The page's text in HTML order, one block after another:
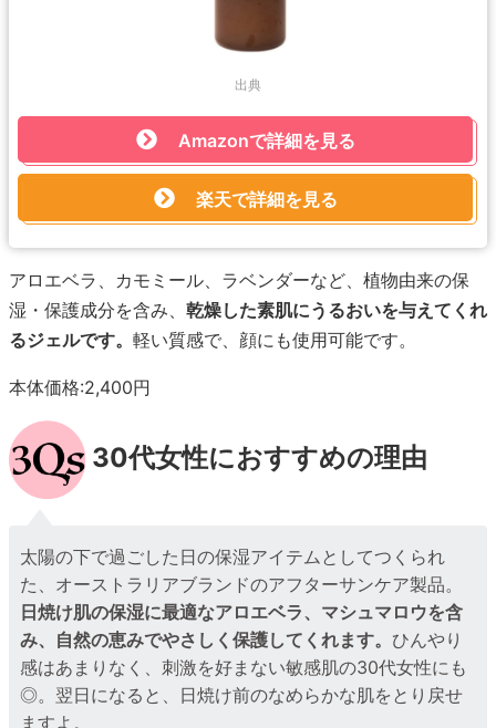
出典
Amazonで詳細を見る
楽天で詳細を見る
アロエベラ、カモミール、ラベンダーなど、植物由来の保
湿・保護成分を含み、 乾燥した素肌にうるおいを与えてくれ
るジェルです。 軽い質感で、顔にも使用可能です。
本体価格:2,400円
30代女性におすすめの理由
太陽の下で過ごした日の保湿アイテムとしてつくられ
た、オーストラリアブランドのアフターサンケア製品。
日焼け肌の保湿に最適なアロエベラ、マシュマロウを含
み、自然の恵みでやさしく保護してくれます。 ひんやり
感はあまりなく、刺激を好まない敏感肌の30代女性にも
◎。翌日になると、日焼け前のなめらかな肌をとり戻せ
ますよ。